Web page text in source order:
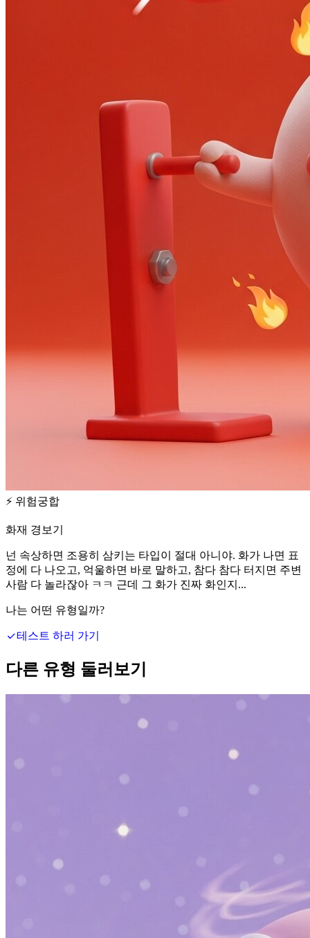
⚡ 위험궁합
화재 경보기
넌 속상하면 조용히 삼키는 타입이 절대 아니야. 화가 나면 표
정에 다 나오고, 억울하면 바로 말하고, 참다 참다 터지면 주변
사람 다 놀라잖아 ㅋㅋ 근데 그 화가 진짜 화인지...
나는 어떤 유형일까?
테스트 하러 가기
다른 유형 둘러보기